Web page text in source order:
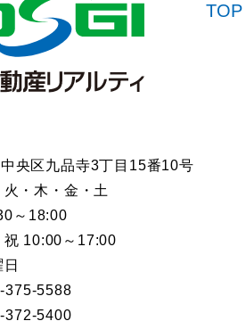
央区九品寺3丁目15番10号
火・木・金・土
～18:00
祝 10:00～17:00
375-5588
372-5400
TOP